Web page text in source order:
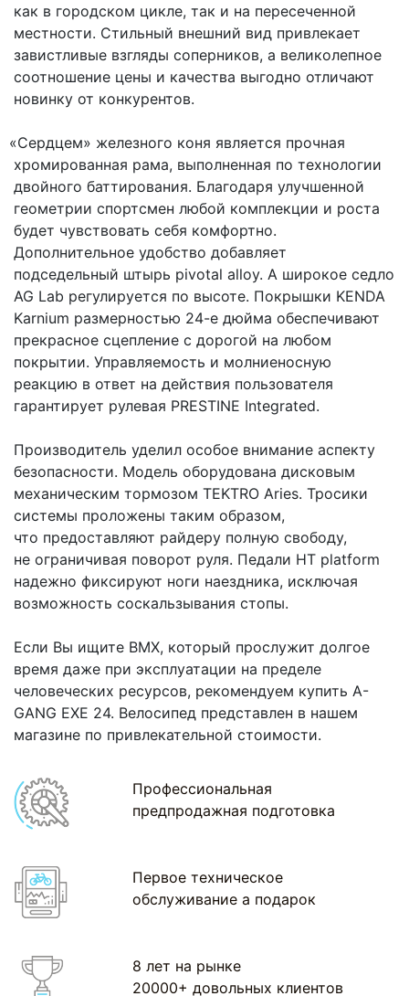
как в городском цикле, так и на пересеченной
местности. Стильный внешний вид привлекает
завистливые взгляды соперников, а великолепное
соотношение цены и качества выгодно отличают
новинку от конкурентов.
«Сердцем» железного коня является прочная
хромированная рама, выполненная по технологии
двойного баттирования. Благодаря улучшенной
геометрии спортсмен любой комплекции и роста
будет чувствовать себя комфортно.
Дополнительное удобство добавляет
подседельный штырь pivotal alloy. А широкое седло
AG Lab регулируется по высоте. Покрышки KENDA
Karnium размерностью 24-е дюйма обеспечивают
прекрасное сцепление с дорогой на любом
покрытии. Управляемость и молниеносную
реакцию в ответ на действия пользователя
гарантирует рулевая PRESTINE Integrated.
Производитель уделил особое внимание аспекту
безопасности. Модель оборудована дисковым
механическим тормозом TEKTRO Aries. Тросики
системы проложены таким образом,
что предоставляют райдеру полную свободу,
не ограничивая поворот руля. Педали HT platform
надежно фиксируют ноги наездника, исключая
возможность соскальзывания стопы.
Если Вы ищите BMX, который прослужит долгое
время даже при эксплуатации на пределе
человеческих ресурсов, рекомендуем купить A-
GANG EXE 24. Велосипед представлен в нашем
магазине по привлекательной стоимости.
Профессиональная
предпродажная подготовка
Первое техническое
обслуживание а подарок
8 лет на рынке
20000+ довольных клиентов